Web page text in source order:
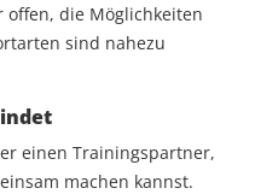
offen, die Möglichkeiten
sind nahezu
einen Trainingspartner,
machen kannst.